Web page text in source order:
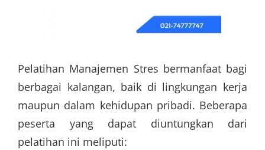
Pelatihan Manajemen Stres bermanfaat bagi
berbagai kalangan, baik di lingkungan kerja
maupun dalam kehidupan pribadi. Beberapa
peserta yang dapat diuntungkan dari
pelatihan ini meliputi: